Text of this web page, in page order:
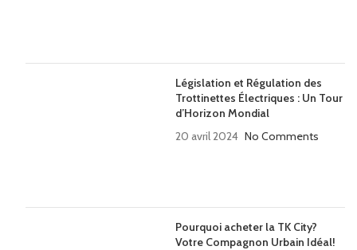
Législation et Régulation des
Trottinettes Électriques : Un Tour
d’Horizon Mondial
20 avril 2024 No Comments
Pourquoi acheter la TK City?
Votre Compagnon Urbain Idéal!